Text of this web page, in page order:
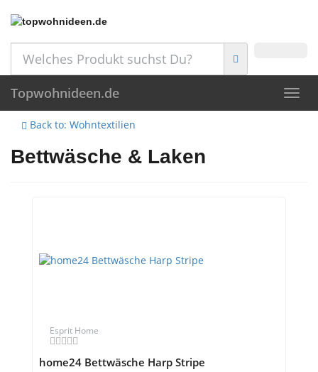
Topwohnideen.de
Back to: Wohntextilien
Bettwäsche & Laken
Esprit Home
home24 Bettwäsche Harp Stripe